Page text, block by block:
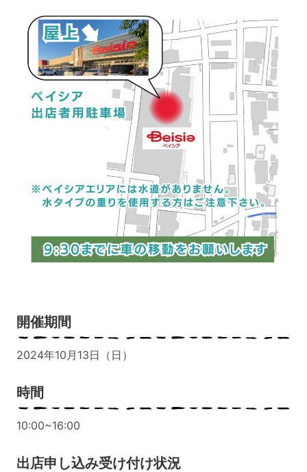
開催期間
2024年10月13日（日）
時間
10:00~16:00
出店申し込み受け付け状況